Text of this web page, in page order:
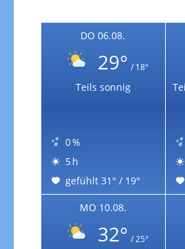
DO 06.08.
29° / 18°
Teils sonnig
0 %
5 h
gefühlt 31° / 19°
MO 10.08.
32° / 25°
Zur